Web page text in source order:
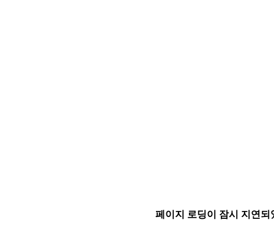
페이지 로딩이 잠시 지연